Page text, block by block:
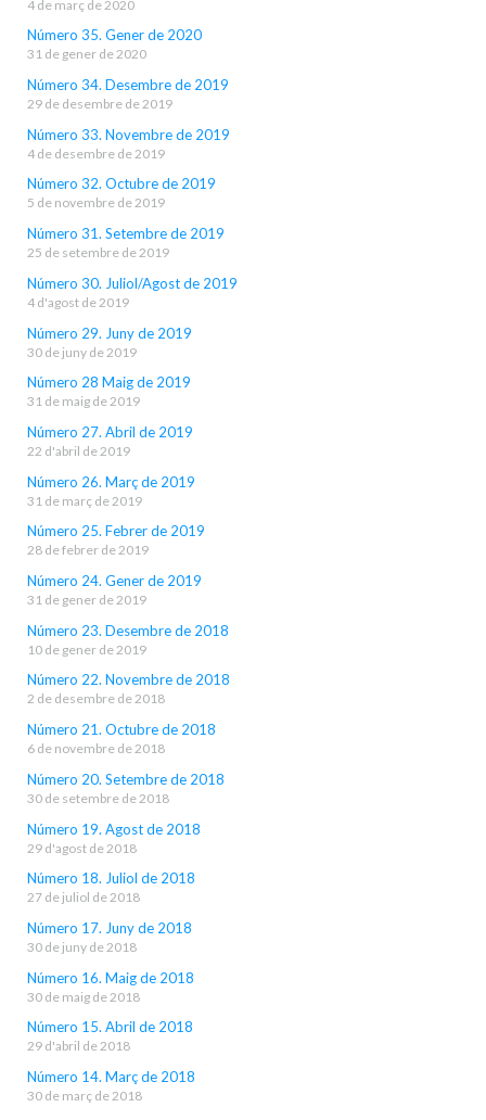
4 de març de 2020
Número 35. Gener de 2020
31 de gener de 2020
Número 34. Desembre de 2019
29 de desembre de 2019
Número 33. Novembre de 2019
4 de desembre de 2019
Número 32. Octubre de 2019
5 de novembre de 2019
Número 31. Setembre de 2019
25 de setembre de 2019
Número 30. Juliol/Agost de 2019
4 d'agost de 2019
Número 29. Juny de 2019
30 de juny de 2019
Número 28 Maig de 2019
31 de maig de 2019
Número 27. Abril de 2019
22 d'abril de 2019
Número 26. Març de 2019
31 de març de 2019
Número 25. Febrer de 2019
28 de febrer de 2019
Número 24. Gener de 2019
31 de gener de 2019
Número 23. Desembre de 2018
10 de gener de 2019
Número 22. Novembre de 2018
2 de desembre de 2018
Número 21. Octubre de 2018
6 de novembre de 2018
Número 20. Setembre de 2018
30 de setembre de 2018
Número 19. Agost de 2018
29 d'agost de 2018
Número 18. Juliol de 2018
27 de juliol de 2018
Número 17. Juny de 2018
30 de juny de 2018
Número 16. Maig de 2018
30 de maig de 2018
Número 15. Abril de 2018
29 d'abril de 2018
Número 14. Març de 2018
30 de març de 2018